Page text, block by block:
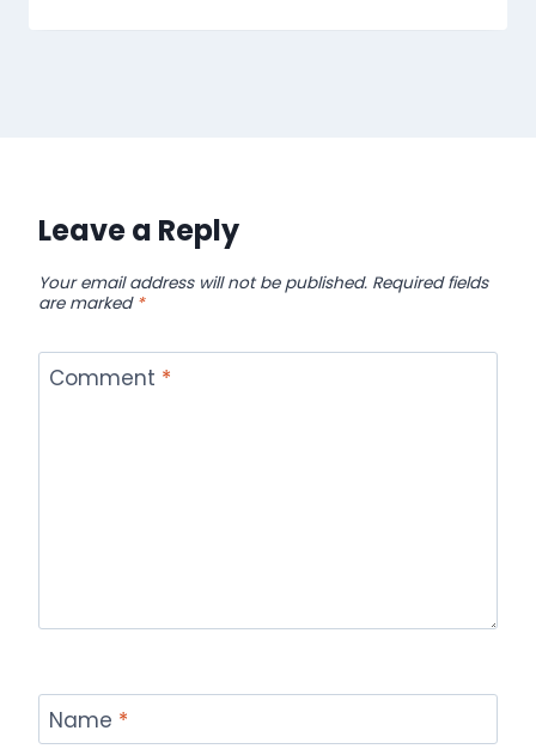
Leave a Reply
Your email address will not be published. Required fields
are marked *
Comment *
Name *